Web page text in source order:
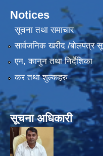
Notices
सूचना तथा समाचार
सार्वजनिक खरीद /बोलपत्र
एन, कानुन तथा निर्देशिका
कर तथा शुल्कहरु
सूचना अधिकारी